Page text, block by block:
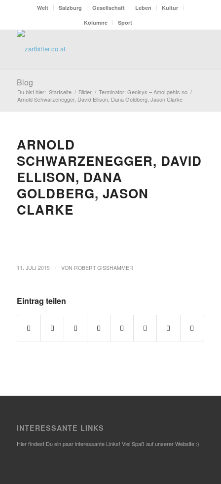
Welt Salzburg Gesellschaft Leben
Kultur
Kolumne
Sport
Blog
Du bist hier: Startseite / Bilder / Terminator: Genisys – Amoi gehts no /
Arnold Schwarzenegger, David Ellison, Dana Goldberg, Jason Clarke
ARNOLD
SCHWARZENEGGER, DAVID
ELLISON, DANA
GOLDBERG, JASON
CLARKE
11. JULI 2015 VON ROBERT GISSHAMMER
Eintrag teilen
INTERESSANTE LINKS
Hier findest Du ein paar interessante Links! Viel Spaß auf unserer Website :)